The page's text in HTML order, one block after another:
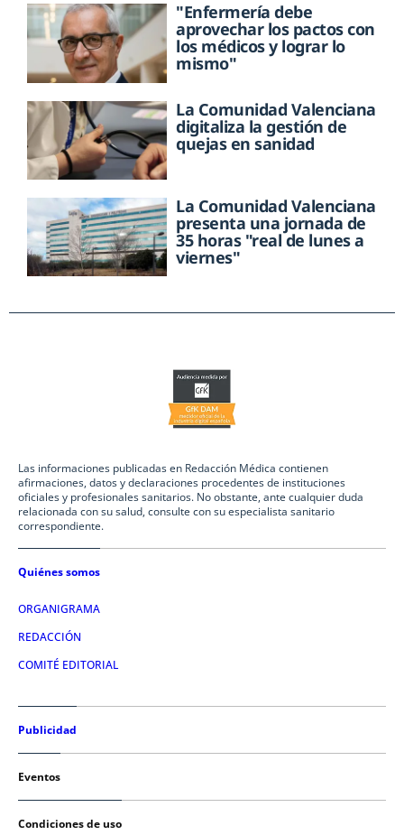
"Enfermería debe
aprovechar los pactos con
los médicos y lograr lo
mismo"
La Comunidad Valenciana
digitaliza la gestión de
quejas en sanidad
La Comunidad Valenciana
presenta una jornada de
35 horas "real de lunes a
viernes"
Las informaciones publicadas en Redacción Médica contienen
afirmaciones, datos y declaraciones procedentes de instituciones
oficiales y profesionales sanitarios. No obstante, ante cualquier duda
relacionada con su salud, consulte con su especialista sanitario
correspondiente.
Quiénes somos
ORGANIGRAMA
REDACCIÓN
COMITÉ EDITORIAL
Publicidad
Eventos
Condiciones de uso